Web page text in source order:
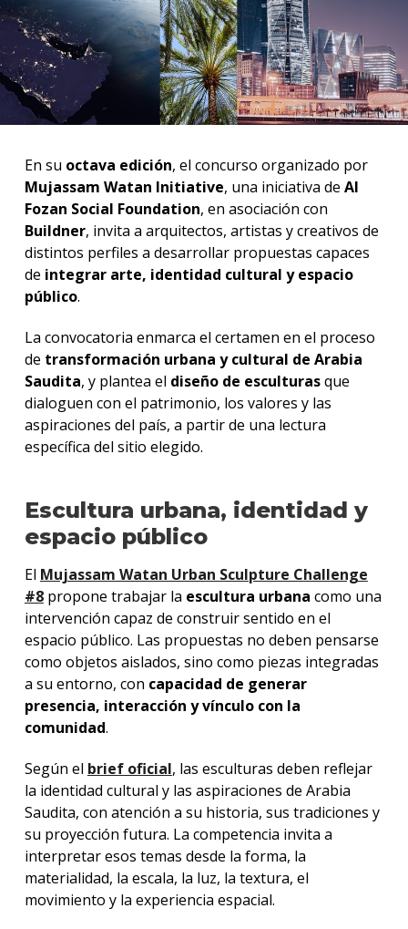
En su octava edición, el concurso organizado por
Mujassam Watan Initiative, una iniciativa de Al
Fozan Social Foundation, en asociación con
Buildner, invita a arquitectos, artistas y creativos de
distintos perfiles a desarrollar propuestas capaces
de integrar arte, identidad cultural y espacio
público.
La convocatoria enmarca el certamen en el proceso
de transformación urbana y cultural de Arabia
Saudita, y plantea el diseño de esculturasque
dialoguen con el patrimonio, los valores y las
aspiraciones del país, a partir de una lectura
específica del sitio elegido.
Escultura urbana, identidad y
espacio público
El Mujassam Watan Urban Sculpture Challenge
#8propone trabajar la escultura urbana como una
intervención capaz de construir sentido en el
espacio público. Las propuestas no deben pensarse
como objetos aislados, sino como piezas integradas
a su entorno, con capacidad de generar
presencia, interacción y vínculo con la
comunidad.
Según el brief oficial, las esculturas deben reflejar
la identidad cultural y las aspiraciones de Arabia
Saudita, con atención a su historia, sus tradiciones y
su proyección futura. La competencia invita a
interpretar esos temas desde la forma, la
materialidad, la escala, la luz, la textura, el
movimiento y la experiencia espacial.